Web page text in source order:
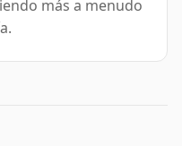
más a menudo